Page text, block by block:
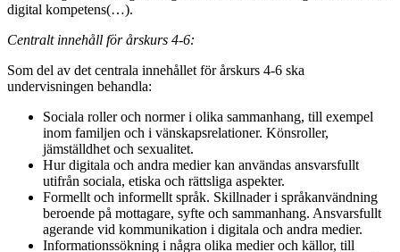
digital kompetens(…).
Centralt innehåll för årskurs 4-6:
Som del av det centrala innehållet för årskurs 4-6 ska
undervisningen behandla:
Sociala roller och normer i olika sammanhang, till exempel
inom familjen och i vänskapsrelationer. Könsroller,
jämställdhet och sexualitet.
Hur digitala och andra medier kan användas ansvarsfullt
utifrån sociala, etiska och rättsliga aspekter.
Formellt och informellt språk. Skillnader i språkanvändning
beroende på mottagare, syfte och sammanhang. Ansvarsfullt
agerande vid kommunikation i digitala och andra medier.
Informationssökning i några olika medier och källor, till